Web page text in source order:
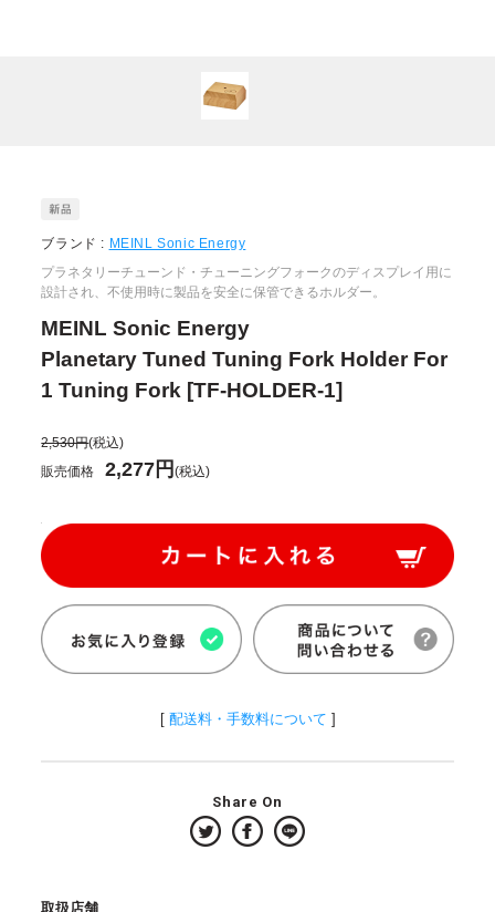
ブランド : MEINL Sonic Energy
プラネタリーチューンド・チューニングフォークのディスプレイ用に
設計され、不使用時に製品を安全に保管できるホルダー。
MEINL Sonic Energy
Planetary Tuned Tuning Fork Holder For
1 Tuning Fork [TF-HOLDER-1]
2,530円(税込)
販売価格
2,277円(税込)
[ 配送料・手数料について ]
Share On
取扱店舗